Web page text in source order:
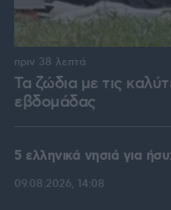
Τα ζώδια με τις
εβδομάδας
πριν 38 λεπτά
5 ελληνικά νησιά για
09.08.2026, 14:08